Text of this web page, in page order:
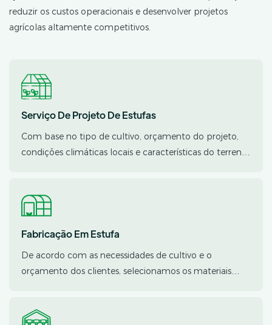
reduzir os custos operacionais e desenvolver projetos
agrícolas altamente competitivos.
Serviço De Projeto De Estufas
Com base no tipo de cultivo, orçamento do projeto,
condições climáticas locais e características do terreno,
para cada projeto.
Fabricação Em Estufa
De acordo com as necessidades de cultivo e o
orçamento dos clientes, selecionamos os materiais
necessidades de aplicação e expectativas de